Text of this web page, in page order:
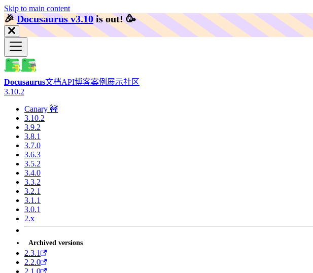
Skip to main content
🎉️Docusaurus v3.10 is out! 🥳️
Docusaurus文档API博客案例展示社区
3.10.2
Canary 🚧
3.10.2
3.9.2
3.8.1
3.7.0
3.6.3
3.5.2
3.4.0
3.3.2
3.2.1
3.1.1
3.0.1
2.x
Archived versions
2.3.1
2.2.0
2.1.0